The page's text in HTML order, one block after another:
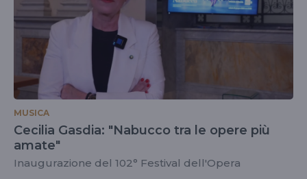
MUSICA
Cecilia Gasdia: "Nabucco tra le opere più
amate"
Inaugurazione del 102° Festival dell'Opera